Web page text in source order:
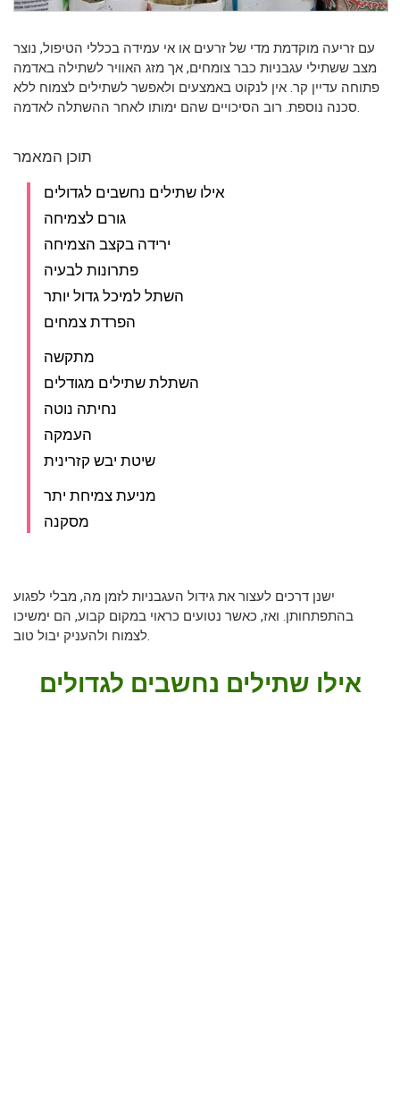
עם זריעה מוקדמת מדי של זרעים או אי עמידה בכללי הטיפול, נוצר
מצב ששתילי עגבניות כבר צומחים, אך מזג האוויר לשתילה באדמה
פתוחה עדיין קר. אין לנקוט באמצעים ולאפשר לשתילים לצמוח ללא
סכנה נוספת. רוב הסיכויים שהם ימותו לאחר ההשתלה לאדמה.
תוכן המאמר
אילו שתילים נחשבים לגדולים
גורם לצמיחה
ירידה בקצב הצמיחה
פתרונות לבעיה
השתל למיכל גדול יותר
הפרדת צמחים
מתקשה
השתלת שתילים מגודלים
נחיתה נוטה
העמקה
שיטת יבש קזרינית
מניעת צמיחת יתר
מסקנה
ישנן דרכים לעצור את גידול העגבניות לזמן מה, מבלי לפגוע
בהתפתחותן. ואז, כאשר נטועים כראוי במקום קבוע, הם ימשיכו
לצמוח ולהעניק יבול טוב.
אילו שתילים נחשבים לגדולים